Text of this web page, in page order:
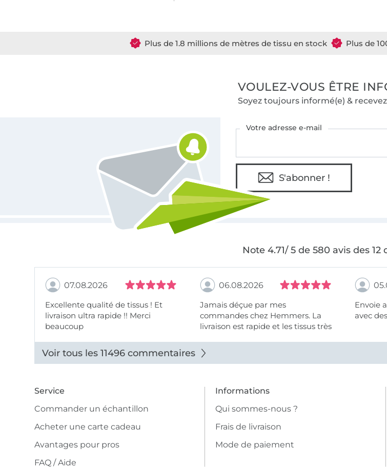
Plus de 1.8 millions de mètres de tissu en stock Plus de
VOULEZ-VOUS ÊTRE
Soyez toujours informé(e) &
Votre adresse e-mail
S'abonner !
Note 4.71/ 5 de 580 avis des
07.08.2026
Excellente qualité de tissus ! Et
livraison ultra rapide !! Merci
beaucoup
06.08.2026
Jamais déçue par mes
commandes chez Hemmers. La
livraison est rapide et les tissus très
Envoie
avec
Voir tous les 11496 commentaires
Service
Commander un échantillon
Acheter une carte cadeau
Avantages pour pros
FAQ / Aide
Informations
Qui sommes-nous ?
Frais de livraison
Mode de paiement